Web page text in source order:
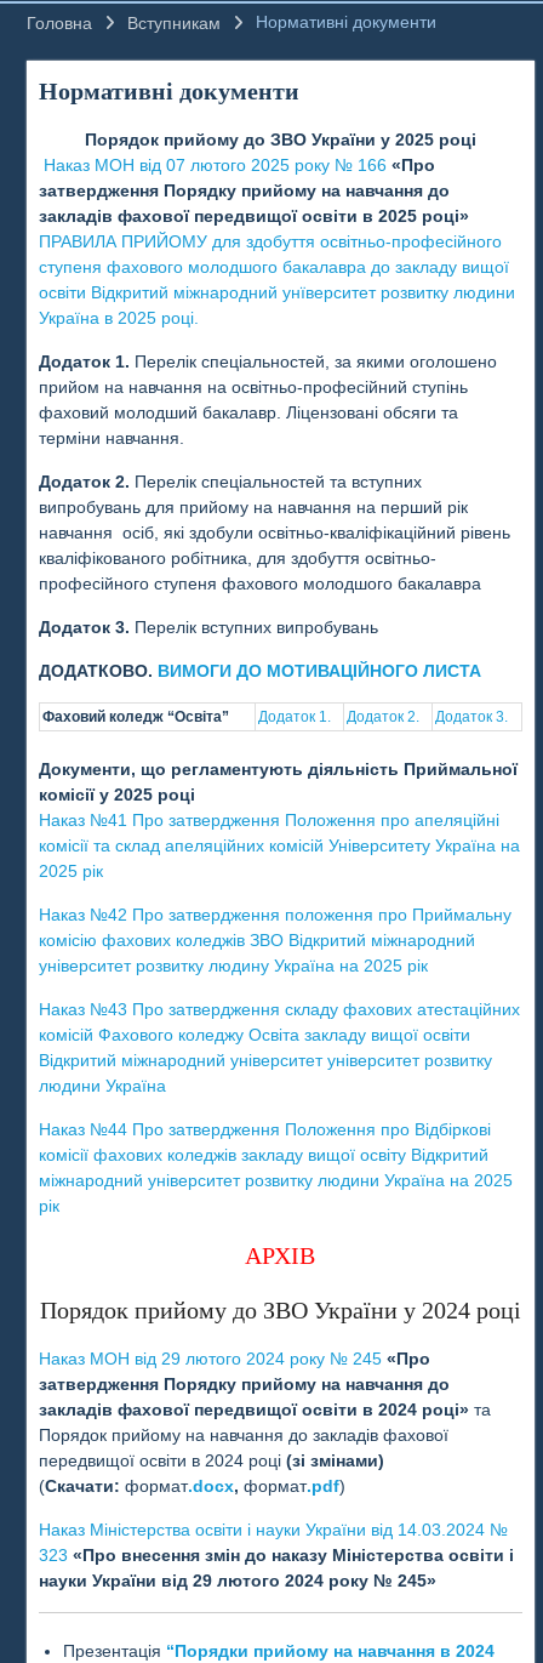
Головна Вступникам Нормативні документи
Нормативні документи
Порядок прийому до ЗВО України у 2025 році
Наказ МОН від 07 лютого 2025 року № 166 «Про
затвердження Порядку прийому на навчання до
закладів фахової передвищої освіти в 2025 році»
ПРАВИЛА ПРИЙОМУ для здобуття освітньо-професійного
ступеня фахового молодшого бакалавра до закладу вищої
освіти Відкритий міжнародний унїверситет розвитку людини
Україна в 2025 році.
Додаток 1. Перелік спеціальностей, за якими оголошено
прийом на навчання на освітньо-професійний ступінь
фаховий молодший бакалавр. Ліцензовані обсяги та
терміни навчання.
Додаток 2. Перелік спеціальностей та вступних
випробувань для прийому на навчання на перший рік
навчання осіб, які здобули освітньо-кваліфікаційний рівень
кваліфікованого робітника, для здобуття освітньо-
професійного ступеня фахового молодшого бакалавра
Додаток 3. Перелік вступних випробувань
ДОДАТКОВО. ВИМОГИ ДО МОТИВАЦІЙНОГО ЛИСТА
Фаховий коледж “Освіта” Додаток 1. Додаток 2. Додаток 3.
Документи, що регламентують діяльність Приймальної
комісії у 2025 році
Наказ №41 Про затвердження Положення про апеляційні
комісії та склад апеляційних комісій Університету Україна на
2025 рік
Наказ №42 Про затвердження положення про Приймальну
комісію фахових коледжів ЗВО Відкритий міжнародний
університет розвитку людину Україна на 2025 рік
Наказ №43 Про затвердження складу фахових атестаційних
комісій Фахового коледжу Освіта закладу вищої освіти
Відкритий міжнародний університет університет розвитку
людини Україна
Наказ №44 Про затвердження Положення про Відбіркові
комісії фахових коледжів закладу вищої освіту Відкритий
міжнародний університет розвитку людини Україна на 2025
рік
АРХІВ
Порядок прийому до ЗВО України у 2024 році
Наказ МОН від 29 лютого 2024 року № 245 «Про
затвердження Порядку прийому на навчання до
закладів фахової передвищої освіти в 2024 році»та
Порядок прийому на навчання до закладів фахової
передвищої освіти в 2024 році (зі змінами)
(Скачати: формат.docx, формат.pdf)
Наказ Міністерства освіти і науки України від 14.03.2024 №
323 «Про внесення змін до наказу Міністерства освіти і
науки України від 29 лютого 2024 року № 245»
Презентація “Порядки прийому на навчання в 2024